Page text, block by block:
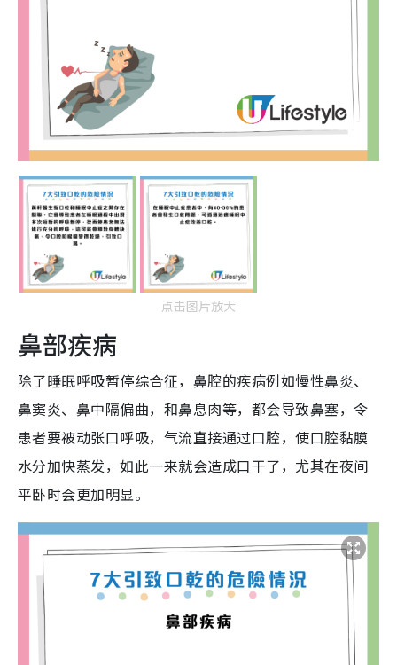
点击图片放大
鼻部疾病
除了睡眠呼吸暂停综合征，鼻腔的疾病例如慢性鼻炎、
鼻窦炎、鼻中隔偏曲，和鼻息肉等，都会导致鼻塞，令
患者要被动张口呼吸，气流直接通过口腔，使口腔黏膜
水分加快蒸发，如此一来就会造成口干了，尤其在夜间
平卧时会更加明显。